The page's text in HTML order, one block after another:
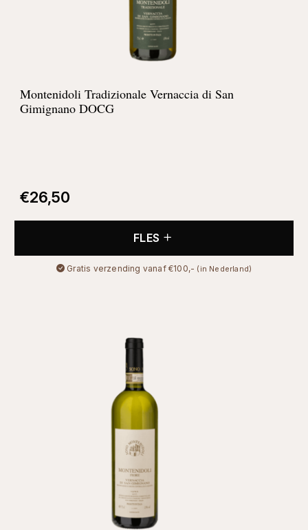
Montenidoli Tradizionale Vernaccia di San
Gimignano DOCG
€26,50
FLES
Gratis verzending vanaf €100,- (in Nederland)